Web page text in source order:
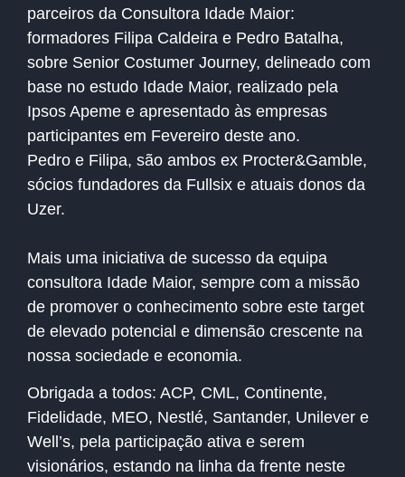
parceiros da Consultora Idade Maior:
formadores Filipa Caldeira e Pedro Batalha,
sobre Senior Costumer Journey, delineado com
base no estudo Idade Maior, realizado pela
Ipsos Apeme e apresentado às empresas
participantes em Fevereiro deste ano.
Pedro e Filipa, são ambos ex Procter&Gamble,
sócios fundadores da Fullsix e atuais donos da
Uzer.
Mais uma iniciativa de sucesso da equipa
consultora Idade Maior, sempre com a missão
de promover o conhecimento sobre este target
de elevado potencial e dimensão crescente na
nossa sociedade e economia.
Obrigada a todos: ACP, CML, Continente,
Fidelidade, MEO, Nestlé, Santander, Unilever e
Well’s, pela participação ativa e serem
visionários, estando na linha da frente neste